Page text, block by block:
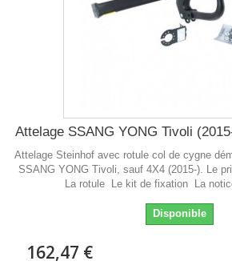
Attelage SSANG YONG Tivoli
Attelage Steinhof avec rotule col de cygne
SSANG YONG Tivoli, sauf 4X4 (2015-). Le
La rotule Le kit de fixation La
Disponible
162,47 €